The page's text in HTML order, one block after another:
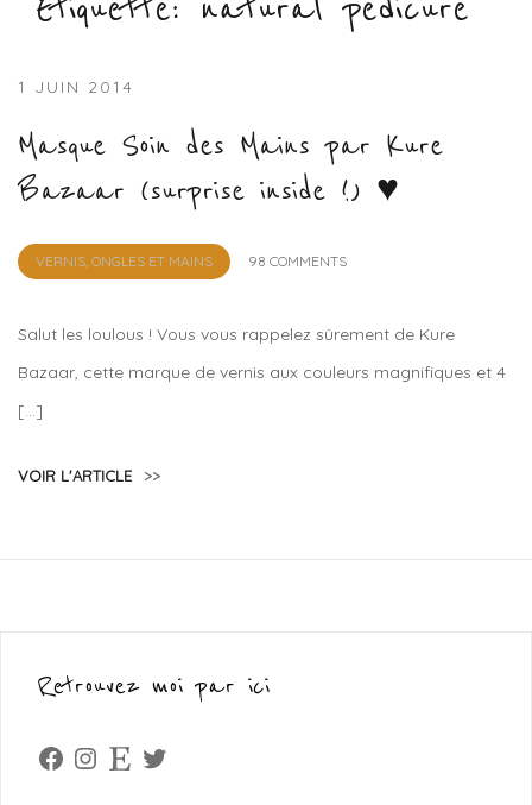
1 JUIN 2014
Masque Soin des Mains par Kure
Bazaar (surprise inside !) ♥
VERNIS, ONGLES ET MAINS
by
98 COMMENTS
Salut les loulous ! Vous vous rappelez sûrement de Kure
Bazaar, cette marque de vernis aux couleurs magnifiques et 4
[…]
VOIR L'ARTICLE >>
Retrouvez moi par ici
Facebook
Instagram
Etsy Twitter